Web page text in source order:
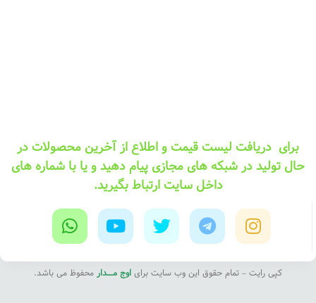
برای دریافت لیست قیمت و اطلاع از آخرین محصولات در
حال تولید در شبکه های مجازی پیام دهید و یا با شماره های
داخل سایت ارتباط بگیرید.
کپی رایت – تمام حقوق این وب سایت برای اوج مــــدار محفوظ می باشد.